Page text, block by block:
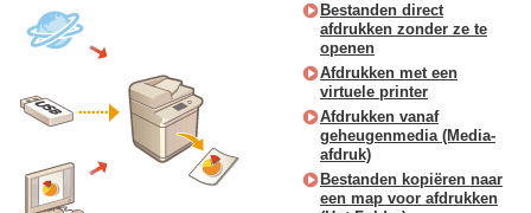
Bestanden direct
afdrukken zonder ze te
openen
Afdrukken met een
virtuele printer
Afdrukken vanaf
geheugenmedia (Media-
afdruk)
Bestanden kopiëren naar
een map voor afdrukken